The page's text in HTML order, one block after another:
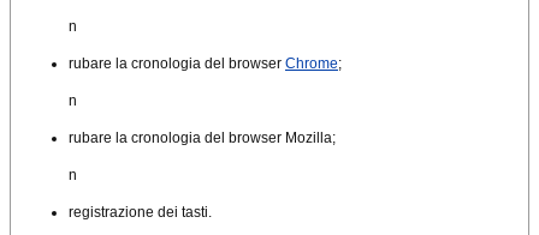
n
rubare la cronologia del browser Chrome;
n
rubare la cronologia del browser Mozilla;
n
registrazione dei tasti.